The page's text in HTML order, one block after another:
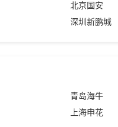
北京国安
深圳新鹏城
青岛海牛
上海申花